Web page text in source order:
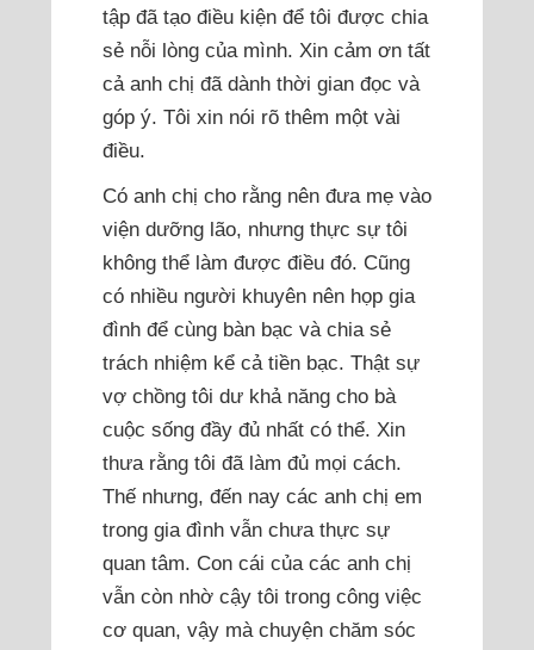
tập đã tạo điều kiện để tôi được chia
sẻ nỗi lòng của mình. Xin cảm ơn tất
cả anh chị đã dành thời gian đọc và
góp ý. Tôi xin nói rõ thêm một vài
điều.
Có anh chị cho rằng nên đưa mẹ vào
viện dưỡng lão, nhưng thực sự tôi
không thể làm được điều đó. Cũng
có nhiều người khuyên nên họp gia
đình để cùng bàn bạc và chia sẻ
trách nhiệm kể cả tiền bạc. Thật sự
vợ chồng tôi dư khả năng cho bà
cuộc sống đầy đủ nhất có thể. Xin
thưa rằng tôi đã làm đủ mọi cách.
Thế nhưng, đến nay các anh chị em
trong gia đình vẫn chưa thực sự
quan tâm. Con cái của các anh chị
vẫn còn nhờ cậy tôi trong công việc
cơ quan, vậy mà chuyện chăm sóc